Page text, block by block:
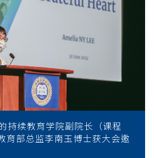
持续教育学院副院长（课程
育部总监李南玉博士获大会邀